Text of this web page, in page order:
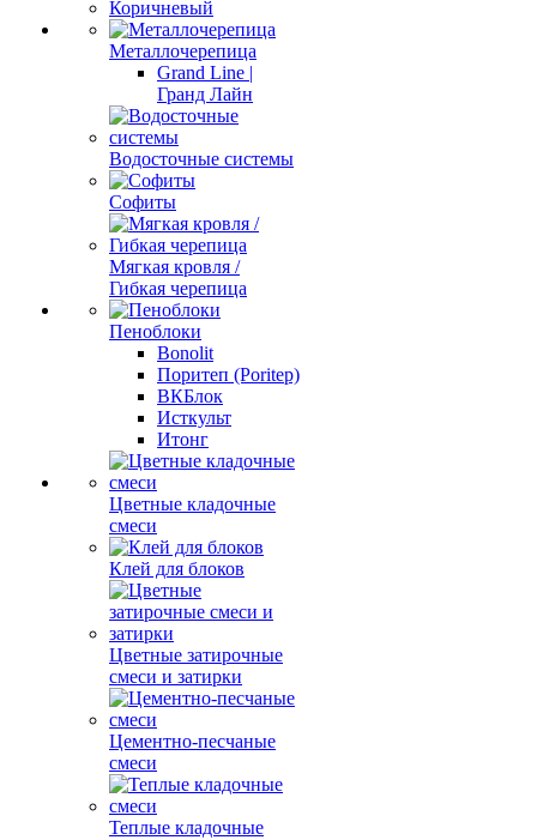
Коричневый
Металлочерепица
Grand Line |
Гранд Лайн
Водосточные системы
Софиты
Мягкая кровля /
Гибкая черепица
Пеноблоки
Bonolit
Поритеп (Poritep)
ВКБлок
Исткульт
Итонг
Цветные кладочные
смеси
Клей для блоков
Цветные затирочные
смеси и затирки
Цементно-песчаные
смеси
Теплые кладочные